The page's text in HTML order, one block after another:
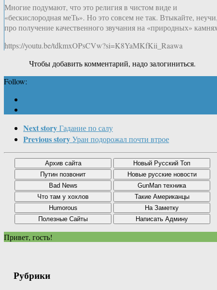
Многие подумают, что это религия в чистом виде и
«бескислородная меТь». Но это совсем не так. Втыкайте,
про получение качественного звучания на «природных»
https://youtu.be/tdkmxOPsCVw?si=K8YaMKfKii_Raawa
Чтобы добавить комментарий, надо залогиниться.
Follow:
Next storyГадание по салу
Previous storyУран подорожал почти втрое
Привет, гость!
Рубрики